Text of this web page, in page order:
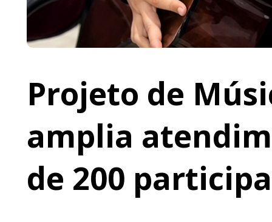
Projeto de
amplia
de 200